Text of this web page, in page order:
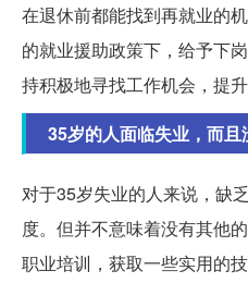
在退休前都能找到再就业的
的就业援助政策下，给予下
持积极地寻找工作机会，提
35岁的人面临失业，而
对于35岁失业的人来说，缺
度。但并不意味着没有其他
职业培训，获取一些实用的